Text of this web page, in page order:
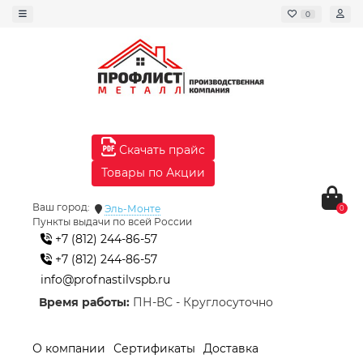
0
Скачать прайс
Товары по Акции
Ваш город:
Эль-Монте
Пункты выдачи по всей России
+7 (812) 244-86-57
+7 (812) 244-86-57
info@profnastilvspb.ru
Время работы: ПН-ВС - Круглосуточно
0
О компании Сертификаты Доставка